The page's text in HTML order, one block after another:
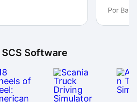
Por
SCS Software